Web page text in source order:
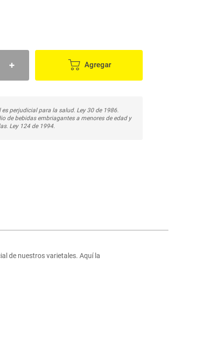
Agregar
es perjudicial para la salud. Ley 30 de 1986.
de bebidas embriagantes a menores de edad y
Ley 124 de 1994.
de nuestros varietales. Aquí la